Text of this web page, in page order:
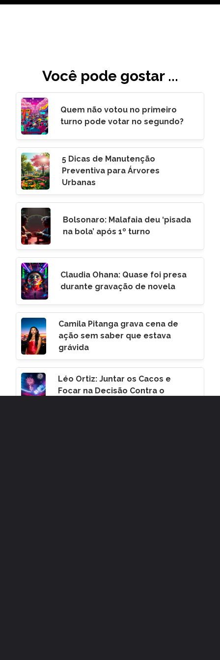
Você pode gostar ...
Quem não votou no primeiro
turno pode votar no segundo?
5 Dicas de Manutenção
Preventiva para Árvores
Urbanas
Bolsonaro: Malafaia deu ‘pisada
na bola’ após 1º turno
Claudia Ohana: Quase foi presa
durante gravação de novela
Camila Pitanga grava cena de
ação sem saber que estava
grávida
Léo Ortiz: Juntar os Cacos e
Focar na Decisão Contra o